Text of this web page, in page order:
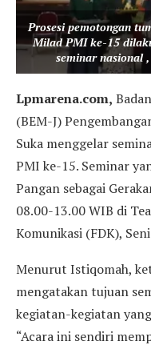
Prosesi pemotongan
Milad PMI ke-15
seminar nasional
Lpmarena.com,
(BEM-J)
Suka menggelar
PMI ke-15. Seminar
Pangan sebagai
08.00-13.00 WIB di
Komunikasi (FDK),
Menurut Istiqomah,
mengatakan tujuan
kegiatan-kegiatan
“Acara ini sendiri